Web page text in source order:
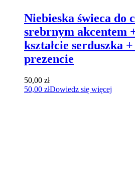
Niebieska świeca do
srebrnym akcentem
kształcie serduszka
prezencie
50,00 zł
50,00 złDowiedz się więcej